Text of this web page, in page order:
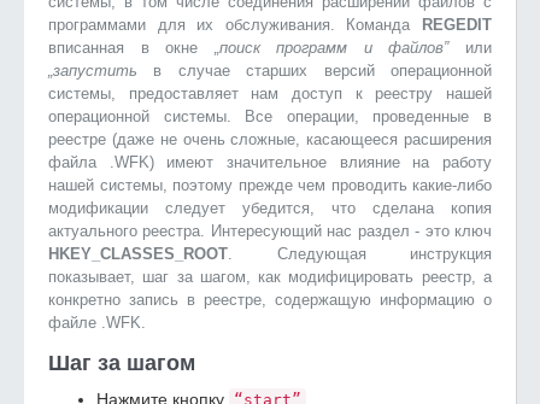
программами для их обслуживания. Команда
REGEDIT
вписанная в окне „поиск программ и файлов”или
„запустить в случае старших версий операционной
системы, предоставляет нам доступ к реестру нашей
операционной системы. Все операции, проведенные в
реестре (даже не очень сложные, касающееся расширения
файла .WFK) имеют значительное влияние на работу
нашей системы, поэтому прежде чем проводить какие-либо
модификации следует убедится, что сделана копия
актуального реестра. Интересующий нас раздел - это ключ
HKEY_CLASSES_ROOT. Следующая инструкция
показывает, шаг за шагом, как модифицировать реестр, а
конкретно запись в реестре, содержащую информацию о
файле .WFK.
Шаг за шагом
Нажмите кнопку “start”